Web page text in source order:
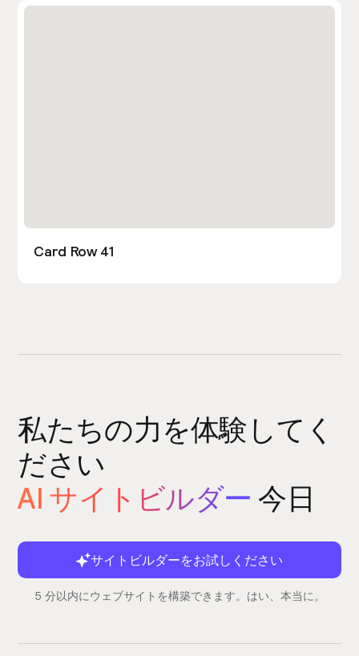
Card Row 41
私たちの力を体験してく
ださい
AI サイトビルダー 今日
サイトビルダーをお試しください
5 分以内にウェブサイトを構築できます。はい、本当に。